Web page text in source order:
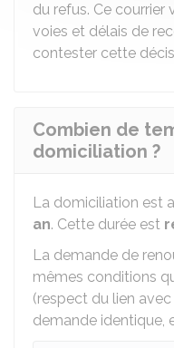
du refus. Ce courrier
voies et délais de
contester cette
Combien de
domiciliation ?
La domiciliation est
an. Cette durée est
La demande de
mêmes conditions
(respect du lien
demande identique,